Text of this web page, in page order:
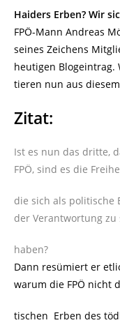
Haiders Erben? Wir
FPÖ-Mann Andreas
seines Zeichens
heutigen Blogeintrag.
tieren nun aus
Zitat:
Ist es nun das dritte,
FPÖ, sind es die
die sich als politische
der Verantwortung zu
haben?
Dann resümiert er
warum die FPÖ nicht
tischen Erben des